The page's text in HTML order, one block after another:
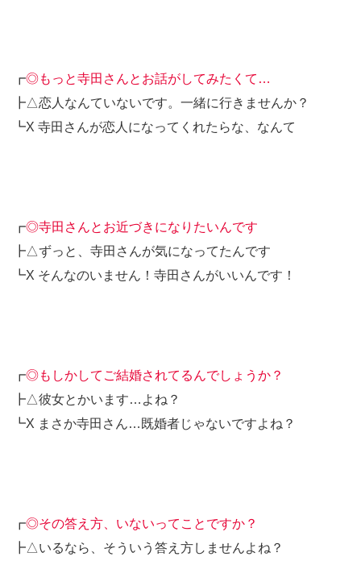
┏◎もっと寺田さんとお話がしてみたくて…
┣△恋人なんていないです。一緒に行きませんか？
┗X 寺田さんが恋人になってくれたらな、なんて
┏◎寺田さんとお近づきになりたいんです
┣△ずっと、寺田さんが気になってたんです
┗X そんなのいません！寺田さんがいいんです！
┏◎もしかしてご結婚されてるんでしょうか？
┣△彼女とかいます…よね？
┗X まさか寺田さん…既婚者じゃないですよね？
┏◎その答え方、いないってことですか？
┣△いるなら、そういう答え方しませんよね？